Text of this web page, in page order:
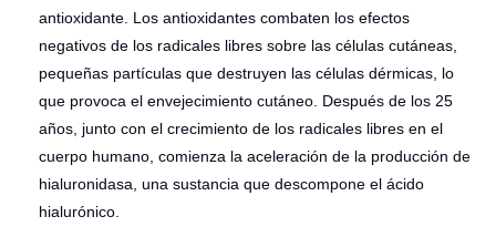
antioxidante. Los antioxidantes combaten los efectos
negativos de los radicales libres sobre las células cutáneas,
pequeñas partículas que destruyen las células dérmicas, lo
que provoca el envejecimiento cutáneo. Después de los 25
años, junto con el crecimiento de los radicales libres en el
cuerpo humano, comienza la aceleración de la producción de
hialuronidasa, una sustancia que descompone el ácido
hialurónico.